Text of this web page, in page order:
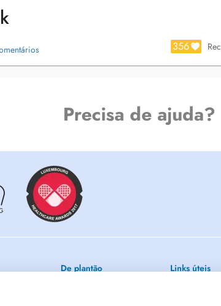
pédiatrie.
cardiologie pédiatrie en 2008.
insulinothérapie PARIS en 2013
356
Precisa de ajuda?
De plantão Links úteis